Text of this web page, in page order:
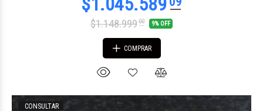
$1.148.99900 9% OFF
COMPRAR
CONSULTAR